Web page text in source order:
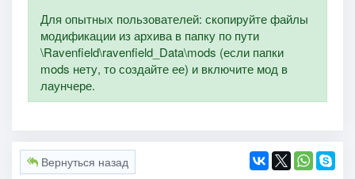
Для опытных пользователей: скопируйте файлы
модификации из архива в папку по пути
\Ravenfield\ravenfield_Data\mods (если папки
mods нету, то создайте ее) и включите мод в
лаунчере.
Вернуться назад